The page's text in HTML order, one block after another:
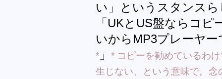
い」というスタンス
「UKとUS盤ならコ
いからMP3プレーヤ
* 」
* コピーを勧めているわ
生じない、という意味で。念